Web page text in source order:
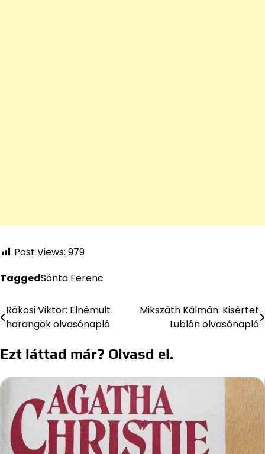
Post Views: 979
TaggedSánta Ferenc
Bejegyzés
navigáció
Rákosi Viktor: Elnémult
harangok olvasónapló
Mikszáth Kálmán: Kisértet
Lublón olvasónapló
Ezt láttad már? Olvasd el.